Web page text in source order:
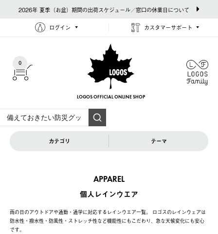
2026年 夏季（お盆）期間の出荷スケジュール／窓口の休業日について
ログイン カスタマーサポート
0
LOGOS OFFICIAL ONLINE SHOP
カテゴリ テーマ
APPAREL
個人レインウエア
雨の日のアウトドアや通勤・通学に対応するレインウエア一覧。 ロゴスのレインウェアは
防水性・撥水性・防風性・ストレッチ性など機能性にもこだわり、急な天候変化にも安心
です。